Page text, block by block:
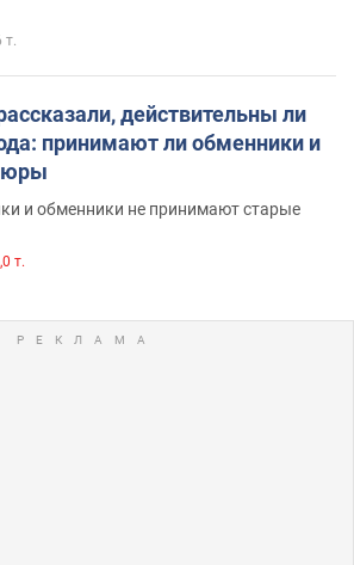
т.
действительны ли
принимают ли обменники и
и обменники не принимают старые
т.